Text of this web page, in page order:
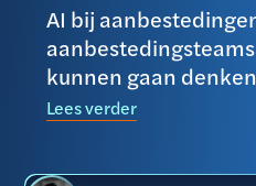
AI bij
kunnen gaan denken
Lees verder